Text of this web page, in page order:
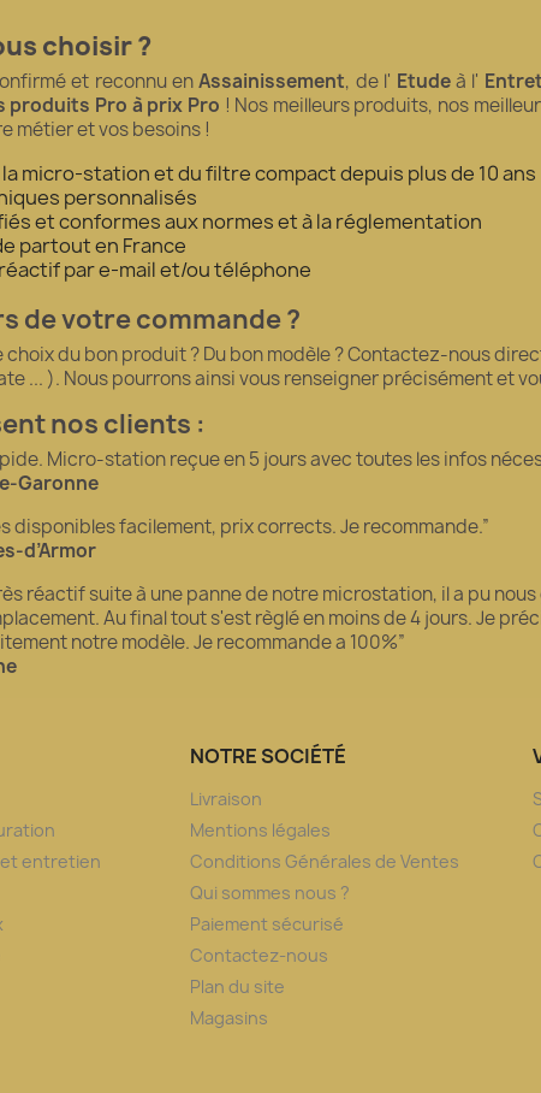
choisir ?
et reconnu enAssainissement, de l' Etudeà l'
produits Pro à prix Pro ! Nos meilleurs produits, nos
métier et vos besoins !
micro-station et du filtre compact depuis plus de 10 ans
personnalisés
et conformes aux normes et à la réglementation
partout en France
par e-mail et/ou téléphone
de votre commande ?
choix du bon produit ? Du bon modèle ? Contactez-nous
... ). Nous pourrons ainsi vous renseigner précisément et
nos clients :
Micro-station reçue en 5 jours avec toutes les infos
Garonne
disponibles facilement, prix corrects. Je recommande.”
d’Armor
réactif suite à une panne de notre microstation, il a pu
Au final tout s'est règlé en moins de 4 jours. Je
notre modèle. Je recommande a 100%”
entretien
NOTRE SOCIÉTÉ
Livraison
Mentions légales
Conditions Générales de Ventes
Qui sommes nous ?
Paiement sécurisé
Contactez-nous
Plan du site
Magasins